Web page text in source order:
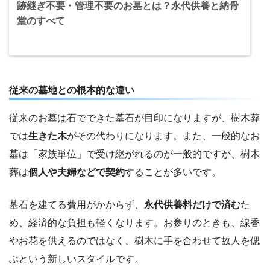
跡継ぎ不要・管理不要のお墓とは？永代供養と納骨
堂のすべて
従来の墓地との根本的な違い
従来のお墓は石でできた墓石が目印になりますが、樹木葬
では生きた木がその代わりになります。また、一般的なお
墓は「家族単位」で受け継がれるのが一般的ですが、樹木
葬は個人や夫婦などで契約することが多いです。
墓石を建てる費用がかからず、 永代供養料だけで済むた
め、経済的な負担も軽くなります。お参りのときも、線香
やお花を供えるのではなく、樹木に手を合わせて故人を偲
ぶという新しいスタイルです。